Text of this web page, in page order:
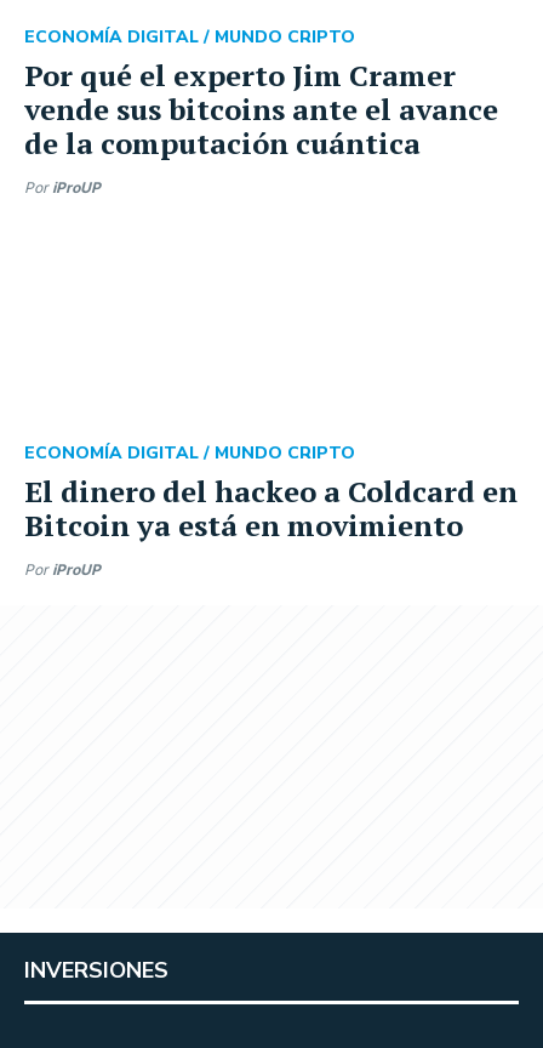
Por qué el experto Jim Cramer
vende sus bitcoins ante el avance
de la computación cuántica
ECONOMÍA DIGITAL / MUNDO CRIPTO
Por iProUP
El dinero del hackeo a Coldcard en
Bitcoin ya está en movimiento
ECONOMÍA DIGITAL / MUNDO CRIPTO
Por iProUP
INVERSIONES